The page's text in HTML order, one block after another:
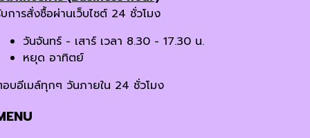
การสั่งซื้อผ่านเว็บไซต์ 24 ชั่วโมง
วันจันทร์ - เสาร์ เวลา 8.30 - 17.30 น.
หยุด อาทิตย์
บอีเมล์ทุกๆ วันภายใน 24 ชั่วโมง